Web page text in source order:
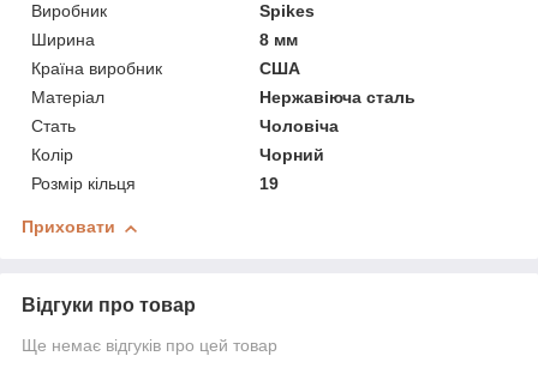
Виробник
Spikes
Ширина
8 мм
Країна виробник
США
Матеріал
Нержавіюча сталь
Стать
Чоловіча
Колір
Чорний
Розмір кільця
19
Приховати
Відгуки про товар
Ще немає відгуків про цей товар